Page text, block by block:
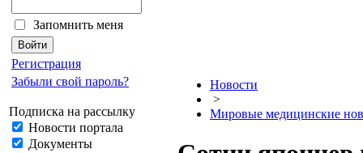
Запомнить меня
Регистрация
Забыли свой пароль?
Подписка на рассылку
Новости портала
Документы
Новости
>
Мировые медицинские